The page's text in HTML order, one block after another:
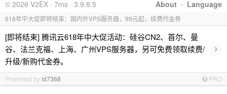
About · Language
© 2026 V2EX · 7ms · 3.9.8.5
618年中大促即将结束：国内外VPS服务器，99元起，续费代金券
[即将结束] 腾讯云618年中大促活动：硅谷CN2、首尔、曼
谷、法兰克福、上海、广州VPS服务器，另可免费领取续费/
升级/新购代金券。
›
Promoted byid7368 PRO